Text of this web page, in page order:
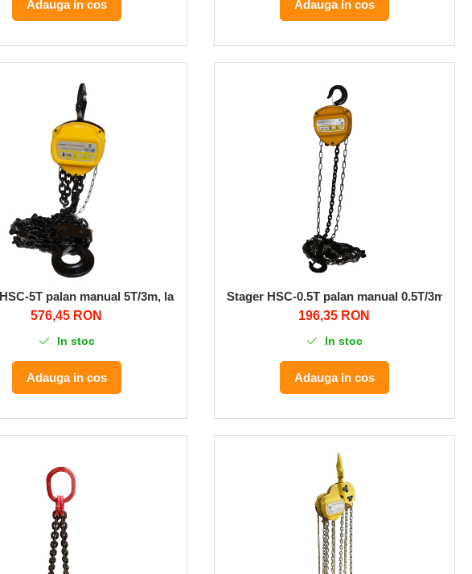
Adauga in cos Adauga in cos
5T palan manual 5T/3m, lant 10mm
576,45 RON
In stoc
Adauga in cos
Stager HSC-0.5T palan manual 0.5T/3m,
196,35 RON
In stoc
Adauga in cos